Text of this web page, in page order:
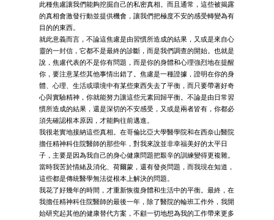
此種焦慮讓我們能夠挖掘自己的私密真相。而且通常，這些被揭露
的真相會激發行動並提供機會，讓我們把極度不安的感受轉變為有
目的的東西。
就此意義而言，不論這焦慮是由習慣所造成的結果，又或是來自心
靈的一封信，它都不是最終的診斷，而是我們調查的開始。也就是
說，焦慮代表的不是你有問題，而是你的身體和心理強烈地在提醒
你，要注意某些其他事情出錯了。焦慮是一種證據，證明在你的身
體、心理、生活或環境中有某些東西失去了平衡，而只要帶著好奇
心與實驗精神，你就能努力讓這些元素回歸平衡。不論是由日常習
慣所造成的結果，還是深切的不安感受，又或是兩者皆有，你都必
須先確認根本原因，才能夠往前邁進。
我很老實地接納這些真相。在哥倫比亞大學醫學院和在西奈山醫院
擔任精神科住院醫師的那些年，對我來說並非幸福美好的太平日
子，主要是因為我自己的身心健康問題把艱辛的訓練變得更複雜。
當時我苦於情緒及消化、荷爾蒙，還有發炎問題，而我現在知道，
這些都是傳統醫學無法從根本上解決的問題。
我花了好幾年的時間，才重新恢復身體和生活中的平衡。最終，在
我擔任精神科住院醫師的最後一年，除了醫院的輪班工作外，我開
始研究起其他的健康替代方案，不顧一切地想為我的工作帶來更多